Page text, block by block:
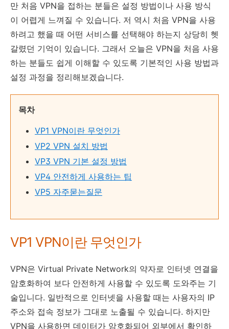
만 처음 VPN을 접하는 분들은 설정 방법이나 사용 방식
이 어렵게 느껴질 수 있습니다. 저 역시 처음 VPN을 사용
하려고 했을 때 어떤 서비스를 선택해야 하는지 상당히 헷
갈렸던 기억이 있습니다. 그래서 오늘은 VPN을 처음 사용
하는 분들도 쉽게 이해할 수 있도록 기본적인 사용 방법과
설정 과정을 정리해보겠습니다.
목차
VP1 VPN이란 무엇인가
VP2 VPN 설치 방법
VP3 VPN 기본 설정 방법
VP4 안전하게 사용하는 팁
VP5 자주묻는질문
VP1 VPN이란 무엇인가
VPN은 Virtual Private Network의 약자로 인터넷 연결을
암호화하여 보다 안전하게 사용할 수 있도록 도와주는 기
술입니다. 일반적으로 인터넷을 사용할 때는 사용자의 IP
주소와 접속 정보가 그대로 노출될 수 있습니다. 하지만
VPN을 사용하면 데이터가 암호화되어 외부에서 확인하